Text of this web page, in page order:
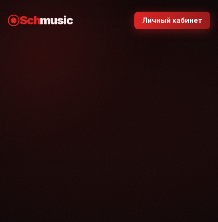
Schmusic Личный кабинет